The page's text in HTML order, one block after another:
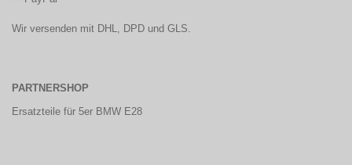
Wir versenden mit DHL, DPD und GLS.
PARTNERSHOP
Ersatzteile für 5er BMW E28